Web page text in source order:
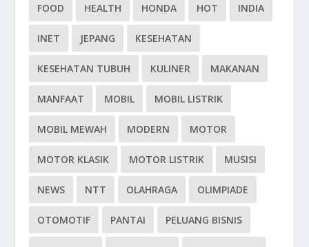
FOOD HEALTH HONDA HOT INDIA
INET JEPANG KESEHATAN
KESEHATAN TUBUH KULINER MAKANAN
MANFAAT MOBIL MOBIL LISTRIK
MOBIL MEWAH MODERN MOTOR
MOTOR KLASIK MOTOR LISTRIK MUSISI
NEWS NTT OLAHRAGA OLIMPIADE
OTOMOTIF PANTAI PELUANG BISNIS